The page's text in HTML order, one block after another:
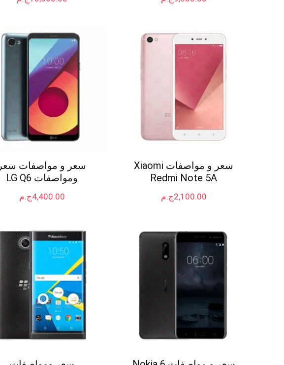
سعر و مواصفات Xiaomi
Redmi Note 5A
ج.م2,100.00
سعر و مواصفات سعر
ومواصفات LG Q6
ج.م4,400.00